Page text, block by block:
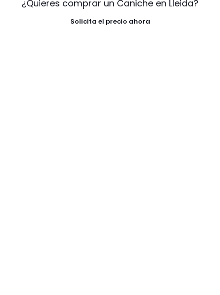
¿Quieres comprar un Caniche en Lleida?
Solicita el precio ahora